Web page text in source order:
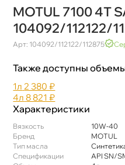
MOTUL 7100 4T
104092/112122/
Арт: 104092/112122/112875
Также доступны
1л 2 380 ₽
4л 8 821 ₽
Характеристики
язкость
10W-40
Бренд
MOTUL
Тип масла
Спецификации
API SN/